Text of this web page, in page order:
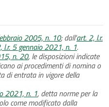
2005, n. 10; dall'art. 2, l.r.
l.r. 5 gennaio 2021, n. 1.
n. 20, le disposizioni indicate
ai procedimenti di nomina o
di entrata in vigore della
2021, n. 1, detta norme per la
come modificato dalla